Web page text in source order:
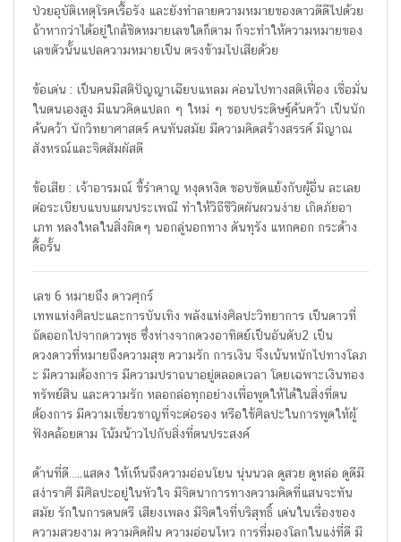
ป่วยอุบัติเหตุโรคเรื้อรัง และยังทำลายความหมายของดาวดีดีไปด้วย
ถ้าหากว่าได้อยู่ใกล้ชิดหมายเลขใดก็ตาม ก็จะทำให้ความหมายของ
เลขตัวนั้นแปลความหมายเป็น ตรงข้ามไปเสียด้วย
ข้อเด่น : เป็นคนมีสติปัญญาเฉียบแหลม ค่อนไปทางสติเฟื่อง เชื่อมั่น
ในตนเองสูง มีแนวคิดแปลก ๆ ใหม่ ๆ ชอบประดิษฐ์ค้นคว้า เป็นนัก
ค้นคว้า นักวิทยาศาสตร์ คนทันสมัย มีความคิดสร้างสรรค์ มีญาณ
สังหรณ์และจิตสัมผัสดี
ข้อเสีย : เจ้าอารมณ์ ขี้รำคาญ หงุดหงิด ชอบขัดแย้งกับผู้อื่น ละเลย
ต่อระเบียบแบบแผนประเพณี ทำให้วิถีชีวิตผันผวนง่าย เกิดภัยอา
เภท หลงใหลในสิ่งผิดๆ นอกลู่นอกทาง ดันทุรัง แหกคอก กระด้าง
ดื้อรั้น
เลข 6 หมายถึง ดาวศุกร์
เทพแห่งศิลปะและการบันเทิง พลังแห่งศิลปะวิทยาการ เป็นดาวที่
ถัดออกไปจากดาวพุธ ซึ่งห่างจากดวงอาทิตย์เป็นอันดับ2 เป็น
ดวงดาวที่หมายถึงความสุข ความรัก การเงิน จึงเน้นหนักไปทางโลภ
ะ มีความต้องการ มีความปราถนาอยู่ตลอดเวลา โดยเฉพาะเงินทอง
ทรัพย์สิน และความรัก หลอกล่อทุกอย่างเพื่อพูดให้ได้ในสิ่งที่ตน
ต้องการ มีความเชี่ยวชาญที่จะต่อรอง หรือใช้ศิลปะในการพูดให้ผู้
ฟังคล้อยตาม โน้มน้าวไปกับสิ่งที่ตนประสงค์
ด้านที่ดี…..แสดง ให้เห็นถึงความอ่อนโยน นุ่นนวล ดูสวย ดูหล่อ ดูดีมี
สง่าราศี มีศิลปะอยู่ในหัวใจ มีจิตนาการทางความคิดที่แสนจะทัน
สมัย รักในการดนตรี เสียงเพลง มีจิตใจที่บริสุทธิ์ เด่นในเรื่องของ
ความสวยงาม ความคิดฝัน ความอ่อนไหว การที่มองโลกในแง่ที่ดี มี